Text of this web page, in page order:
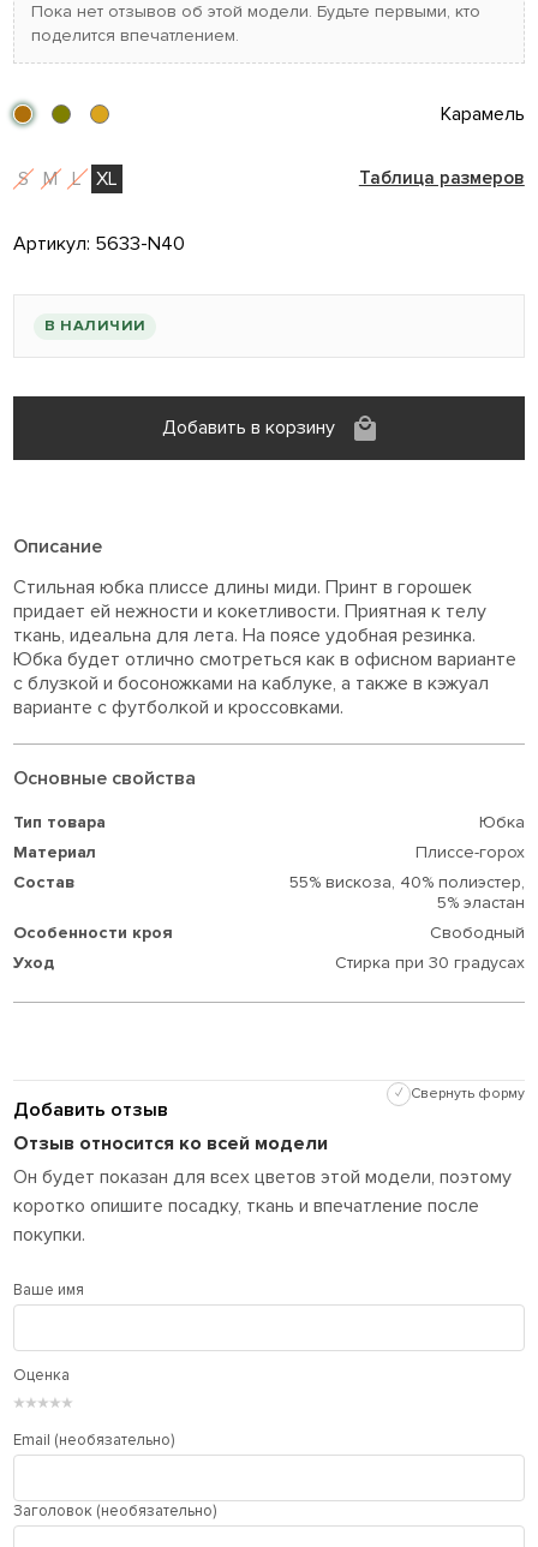
Пока нет отзывов об этой модели. Будьте первыми, кто
поделится впечатлением.
Карамель
S M L XL Таблица размеров
Артикул: 5633-N40
В НАЛИЧИИ
Добавить в корзину
Описание
Стильная юбка плиссе длины миди. Принт в горошек
придает ей нежности и кокетливости. Приятная к телу
ткань, идеальна для лета. На поясе удобная резинка.
Юбка будет отлично смотреться как в офисном варианте
с блузкой и босоножками на каблуке, а также в кэжуал
варианте с футболкой и кроссовками.
Основные свойства
Тип товара
Юбка
Материал
Плиссе-горох
Состав
55% вискоза, 40% полиэстер,
5% эластан
Особенности кроя
Свободный
Уход
Стирка при 30 градусах
Добавить отзыв
✓ Свернуть форму
Отзыв относится ко всей модели
Он будет показан для всех цветов этой модели, поэтому
коротко опишите посадку, ткань и впечатление после
покупки.
Ваше имя
Оценка
★
★
★
★
★
Email (необязательно)
Заголовок (необязательно)